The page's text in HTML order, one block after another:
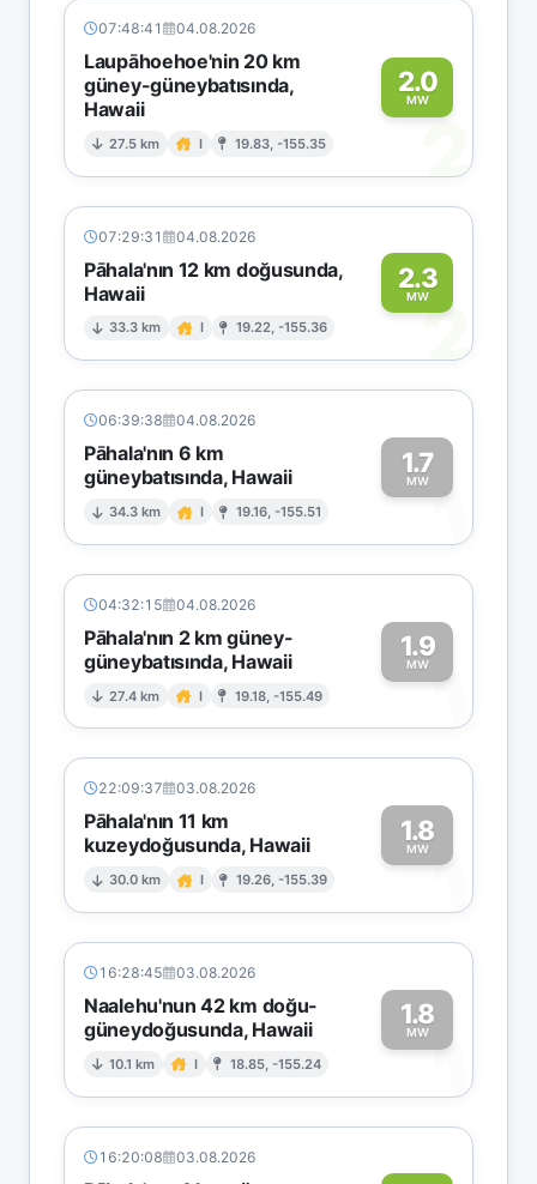
07:48:41 04.08.2026
Laupāhoehoe'nin 20 km
güney-güneybatısında,
Hawaii
27.5 km I 19.83, -155.35
2.0
MW
2
07:29:31 04.08.2026
Pāhala'nın 12 km doğusunda,
Hawaii
33.3 km I 19.22, -155.36
2.3
MW2
06:39:38 04.08.2026
Pāhala'nın 6 km
güneybatısında, Hawaii
34.3 km I 19.16, -155.51
1.7
MW1
04:32:15 04.08.2026
Pāhala'nın 2 km güney-
güneybatısında, Hawaii
27.4 km I 19.18, -155.49
1.9
MW1
22:09:37 03.08.2026
Pāhala'nın 11 km
kuzeydoğusunda, Hawaii
30.0 km I 19.26, -155.39
1.8
MW1
16:28:45 03.08.2026
Naalehu'nun 42 km doğu-
güneydoğusunda, Hawaii
10.1 km I 18.85, -155.24
1.8
MW1
16:20:08 03.08.2026